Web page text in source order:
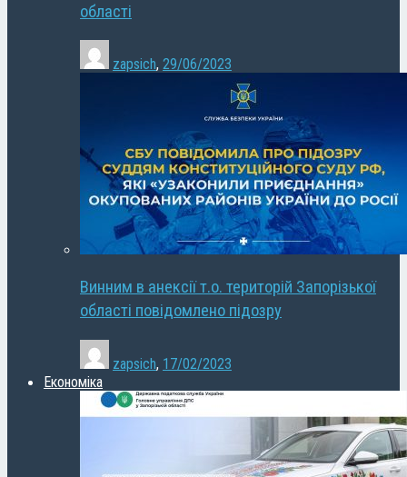
області
zapsich, 29/06/2023
Винним в анексії т.о. територій Запорізької
області повідомлено підозру
zapsich, 17/02/2023
Економіка